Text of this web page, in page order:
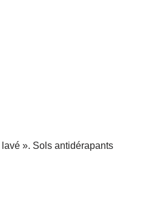
». Sols antidérapants